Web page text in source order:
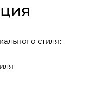
стиля: